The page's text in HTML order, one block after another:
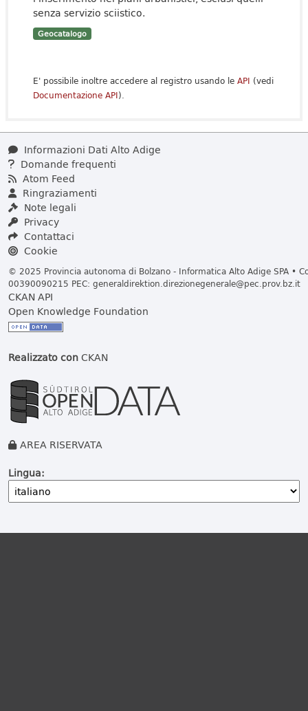
senza servizio sciistico.
Geocatalogo
E' possibile inoltre accedere al registro usando le API (vedi
Documentazione API).
Informazioni Dati Alto Adige
Domande frequenti
Atom Feed
Ringraziamenti
Note legali
Privacy
Contattaci
Cookie
© 2025 Provincia autonoma di Bolzano - Informatica Alto Adige SPA •
00390090215 PEC: generaldirektion.direzionegenerale@pec.prov.bz.it
CKAN API
Open Knowledge Foundation
Realizzato conCKAN
AREA RISERVATA
Lingua